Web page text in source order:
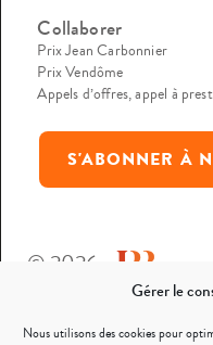
Gérer le
Nous utilisons des cookies pour
Collaborer
Prix Jean Carbonnier
Prix Vendôme
Appels d’offres, appel à
S'ABONNER À
© 2026